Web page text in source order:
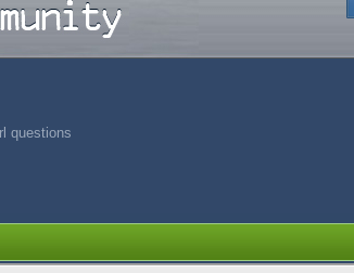
questions